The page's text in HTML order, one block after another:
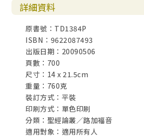
4 法利賽人和稅吏的禱告（十八9-
5 孩童與天國（十八15-17）
6 財主與天國（十八18-30）
7 耶路撒冷將棄絕人子（十八31-
8 瞎子的信心和醫治（十八34-43
9 撒該蒙拯救（十九1-10）
10 十錠銀子的比喻（十九11-27
六 耶穌臨近耶路撒冷（十九28-44）
1 耶穌光榮進耶路撒冷（十九28-
2 耶穌為耶路撒冷哀哭（十九41-
伍 耶穌的受審和上帝的拯救（十九
一 耶穌與耶路撒冷領袖的爭議（十
詳細資料
原書號：TD1384P
ISBN：9622087493
出版日期：20090506
頁數：700
尺寸：14 x 21.5cm
重量：760克
裝訂方式：平裝
印刷方式：單色印刷
分類：聖經論叢／路加福音
適用對象：適用所有人